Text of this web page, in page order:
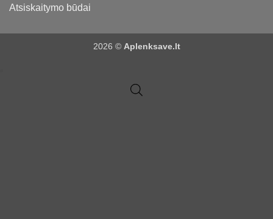
Atsiskaitymo būdai
2026 © Aplenksave.lt